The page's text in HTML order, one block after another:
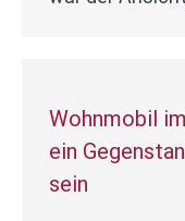
Wohnmobil
ein
sein